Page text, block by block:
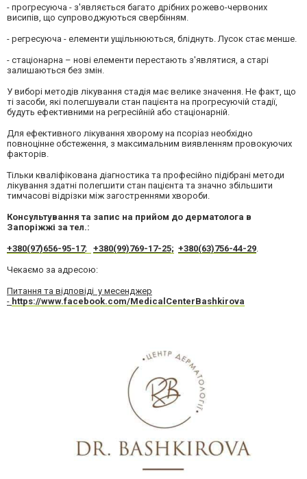
- прогресуюча - з'являється багато дрібних рожево-червоних
висипів, що супроводжуються свербінням.
- регресуюча - елементи ущільнюються, бліднуть. Лусок стає менше.
- стаціонарна – нові елементи перестають з'являтися, а старі
залишаються без змін.
У виборі методів лікування стадія має велике значення. Не факт, що
ті засоби, які полегшували стан пацієнта на прогресуючій стадії,
будуть ефективними на регресійній або стаціонарній.
Для ефективного лікування хворому на псоріаз необхідно
повноцінне обстеження, з максимальним виявленням провокуючих
факторів.
Тільки кваліфікована діагностика та професійно підібрані методи
лікування здатні полегшити стан пацієнта та значно збільшити
тимчасові відрізки між загостреннями хвороби.
Консультування та запис на прийом до дерматолога в
Запоріжжі за тел.:
+380(97)656-95-17; +380(99)769-17-25; +380(63)756-44-29.
Чекаємо за адресою:
Питання та відповіді у месенджер
- https://www.facebook.com/MedicalCenterBashkirova